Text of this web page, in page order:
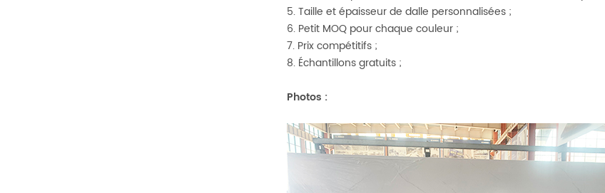
5. Taille et épaisseur de dalle personnalisées ;
6. Petit MOQ pour chaque couleur ;
7. Prix compétitifs ;
8. Échantillons gratuits ;
Photos :